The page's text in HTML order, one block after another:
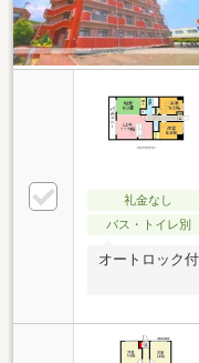
礼金なし
バス・トイレ別
オートロック